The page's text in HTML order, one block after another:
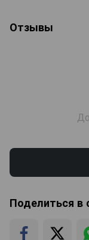
Отзывы
Поделиться в